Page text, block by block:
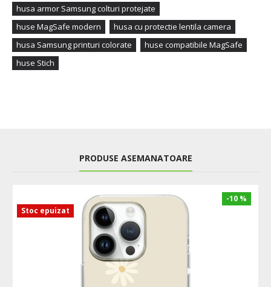
husa armor Samsung colturi protejate
huse MagSafe modern
husa cu protectie lentila camera
husa Samsung printuri colorate
huse compatibile MagSafe
huse Stich
PRODUSE ASEMANATOARE
-10 %
Stoc epuizat